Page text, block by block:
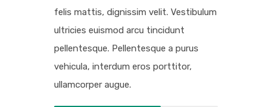
felis mattis, dignissim velit. Vestibulum
ultricies euismod arcu tincidunt
pellentesque. Pellentesque a purus
vehicula, interdum eros porttitor,
ullamcorper augue.